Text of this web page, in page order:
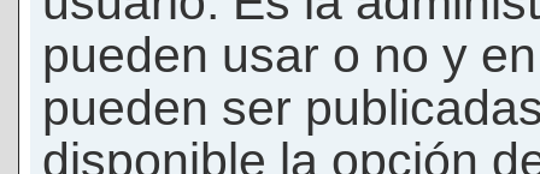
pueden usar o no y
pueden ser
disponible la opción